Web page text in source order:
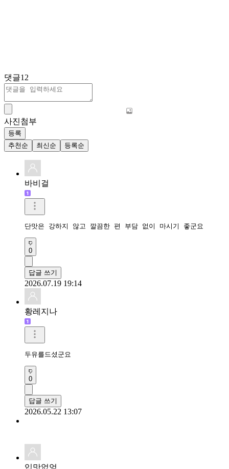
댓글12
사진첨부
등록
추천순
최신순 등록순
바비걸
단맛은 강하지 않고 깔끔한 편 부담 없이 마시기 좋군요
0
답글 쓰기
2026.07.19 19:14
황레지나
두유를드셨군요
0
답글 쓰기
2026.05.22 13:07
입맛없엉